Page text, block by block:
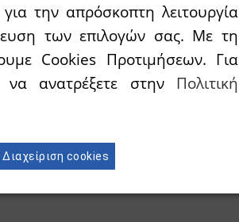
`Αμεσα διαθέσιμο
Προσθήκη στο καλάθι
την απρόσκοπτη λειτουργία
των επιλογών σας. Με τη
Cookies Προτιμήσεων. Για
να ανατρέξετε στην Πολιτική
Διαχείριση cookies